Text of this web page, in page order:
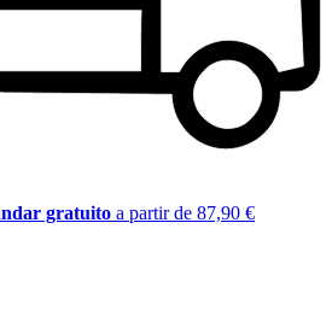
gratuito a partir de 87,90 €